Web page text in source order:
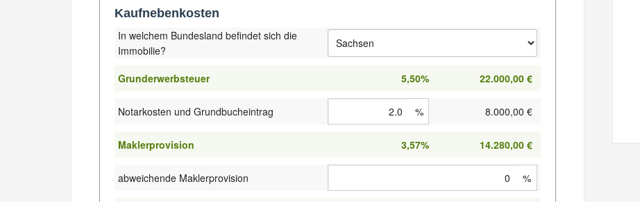
Kaufnebenkosten
In welchem Bundesland befindet sich die
Immobilie?
Grunderwerbsteuer
5,50% 22.000,00 €
Notarkosten und Grundbucheintrag % 8.000,00 €
Maklerprovision 3,57% 14.280,00 €
abweichende Maklerprovision %